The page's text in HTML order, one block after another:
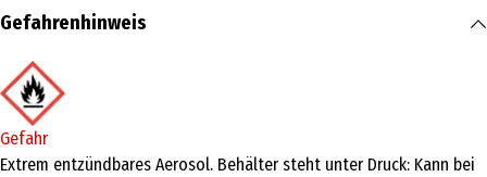
Inhalt
Produkttyp
Haarspray & -lack
Produkteigenschaft
Gefahrenhinweis
Gefahr
Extrem entzündbares Aerosol. Behälter steht unter Druck: Kann bei